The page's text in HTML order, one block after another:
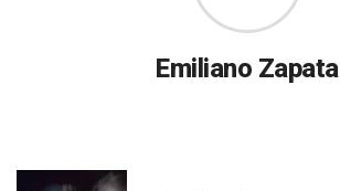
Emiliano Zapata